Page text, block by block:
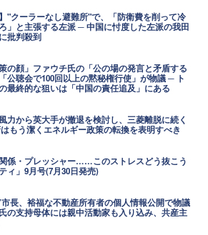
】"クーラーなし避難所"で、「防衛費を削って冷
」と主張する左派 ─ 中国に忖度した左派の我田
批判殺到
の顔」ファウチ氏の「公の場の発言と矛盾する
公聴会で100回以上の黙秘権行使」が物議 ─ ト
最終的な狙いは「中国の責任追及」にある
力から英大手が撤退を検討し、三菱離脱に続く
もう潔くエネルギー政策の転換を表明すべき
係・プレッシャー……このストレスどう抜こう
ィ」9月号(7月30日発売)
長、裕福な不動産所有者の個人情報公開で物議
の支持母体には親中活動家も入り込み、共産主